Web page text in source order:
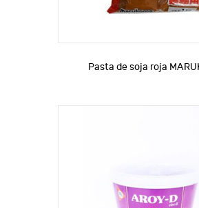
Pasta de soja roja